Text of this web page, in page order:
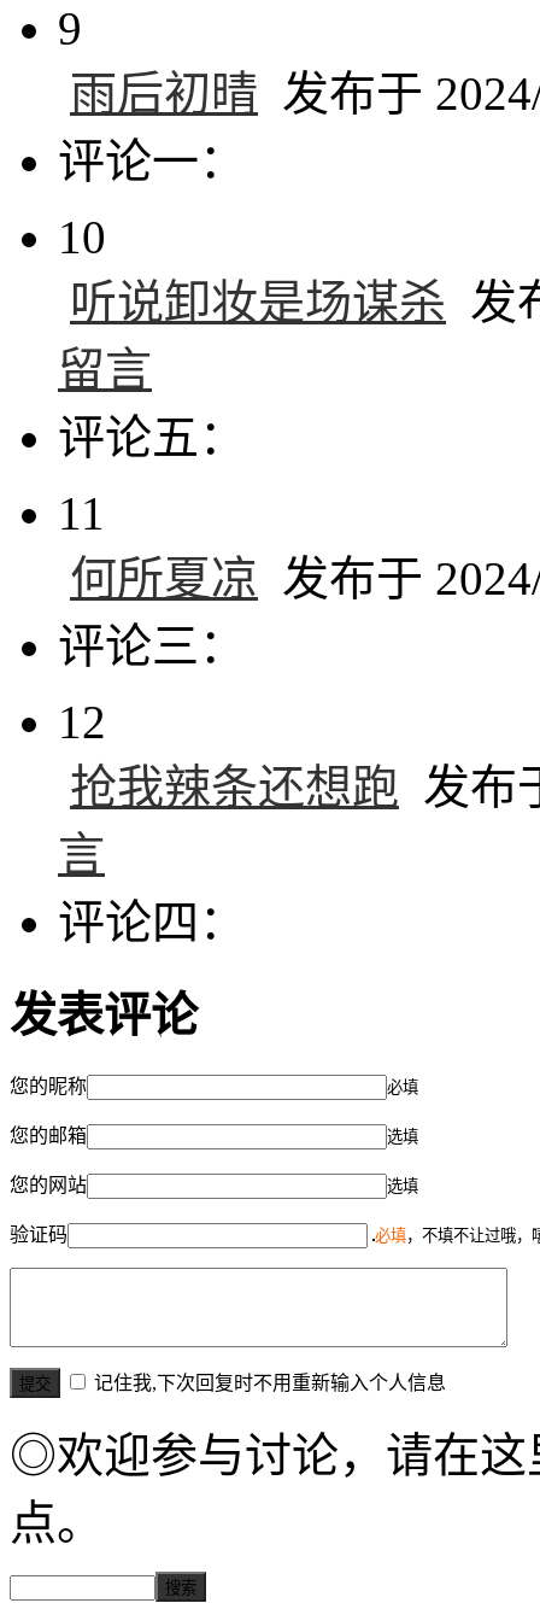
9
雨后初晴 发布于
评论一：
10
听说卸妆是场谋杀 发
留言
评论五：
11
何所夏凉 发布于
评论三：
12
抢我辣条还想跑 发布
言
评论四：
发表评论
您的昵称 必填
您的邮箱 选填
您的网站 选填
验证码 必填，不填不让过哦，
记住我,下次回复时不用重新输入个人信息
◎欢迎参与讨论，请在这
点。